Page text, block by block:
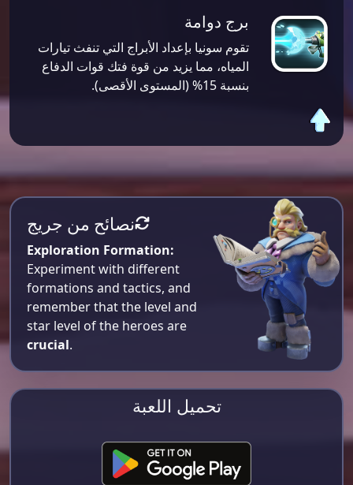
برج دوامة
تقوم سونيا بإعداد الأبراج التي تنفث تيارات
المياه، مما يزيد من قوة فتك قوات الدفاع
بنسبة 15% (المستوى الأقصى).
نصائح من جريج
Exploration Formation:
Experiment with different
formations and tactics, and
remember that the level and
star level of the heroes are
crucial.
تحميل اللعبة